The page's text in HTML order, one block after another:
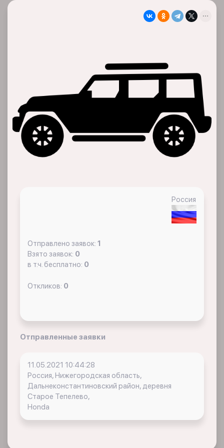
Россия
Отправлено заявок: 1
Взято заявок: 0
в т.ч. бесплатно: 0
Откликов: 0
Отправленные заявки
11.05.2021 10:44:28
Россия, Нижегородская область,
Дальнеконстантиновский район, деревня
Старое Тепелево,
Honda